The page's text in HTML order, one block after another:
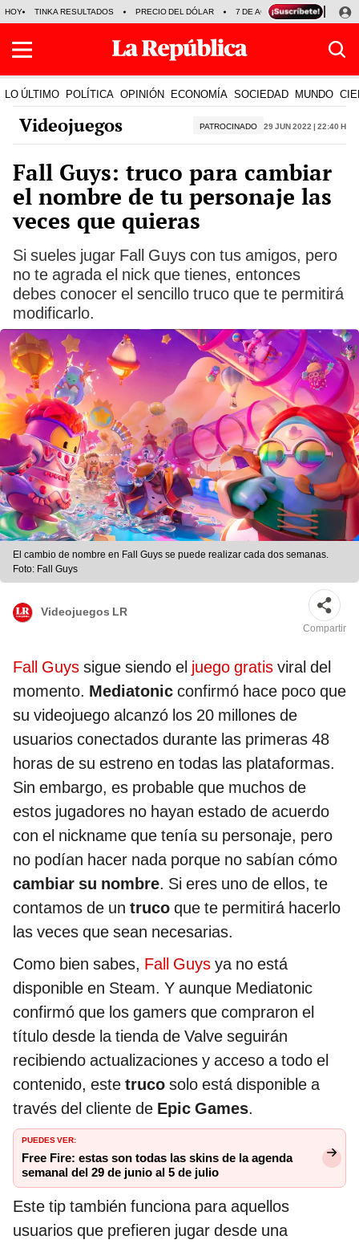
HOY TINKA RESULTADOS PRECIO DEL DÓLAR 7 DE AGOSTO OLLANTA
LO ÚLTIMO POLÍTICA OPINIÓN ECONOMÍA SOCIEDAD MUNDO
Videojuegos PATROCINADO 29 Jun 2022 | 22:40 h
Fall Guys: truco para cambiar
el nombre de tu personaje las
veces que quieras
Si sueles jugar Fall Guys con tus amigos, pero
no te agrada el nick que tienes, entonces
debes conocer el sencillo truco que te permitirá
modificarlo.
El cambio de nombre en Fall Guys se puede realizar cada dos semanas.
Foto: Fall Guys
Videojuegos LR
Compartir
Fall Guys sigue siendo el juego gratis viral del
momento. Mediatonic confirmó hace poco que
su videojuego alcanzó los 20 millones de
usuarios conectados durante las primeras 48
horas de su estreno en todas las plataformas.
Sin embargo, es probable que muchos de
estos jugadores no hayan estado de acuerdo
con el nickname que tenía su personaje, pero
no podían hacer nada porque no sabían cómo
cambiar su nombre. Si eres uno de ellos, te
contamos de un truco que te permitirá hacerlo
las veces que sean necesarias.
Como bien sabes, Fall Guys ya no está
disponible en Steam. Y aunque Mediatonic
confirmó que los gamers que compraron el
título desde la tienda de Valve seguirán
recibiendo actualizaciones y acceso a todo el
contenido, este truco solo está disponible a
través del cliente de Epic Games.
PUEDES VER:
Free Fire: estas son todas las skins de la agenda
semanal del 29 de junio al 5 de julio
Este tip también funciona para aquellos
usuarios que prefieren jugar desde una